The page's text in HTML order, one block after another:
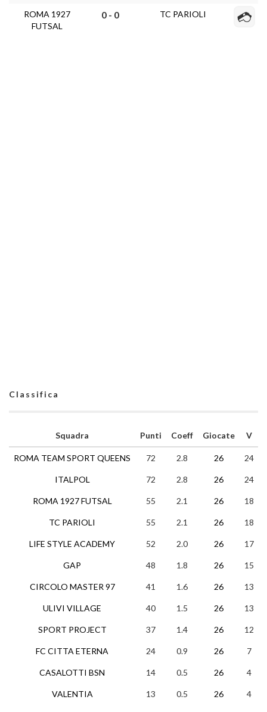
ROMA 1927
FUTSAL
0 - 0 TC PARIOLI
Classifica
Squadra
ROMA TEAM SPORT QUEENS
ITALPOL
ROMA 1927 FUTSAL
TC PARIOLI
LIFE STYLE ACADEMY
GAP
CIRCOLO MASTER 97
ULIVI VILLAGE
SPORT PROJECT
FC CITTA ETERNA
CASALOTTI BSN
VALENTIA
Punti Coeff Giocate V
72 2.8 26 24
72 2.8 26 24
55 2.1 26 18
55 2.1 26 18
52 2.0 26 17
48 1.8 26 15
41 1.6 26 13
40 1.5 26 13
37 1.4 26 12
24 0.9 26 7
14 0.5 26 4
13 0.5 26 4